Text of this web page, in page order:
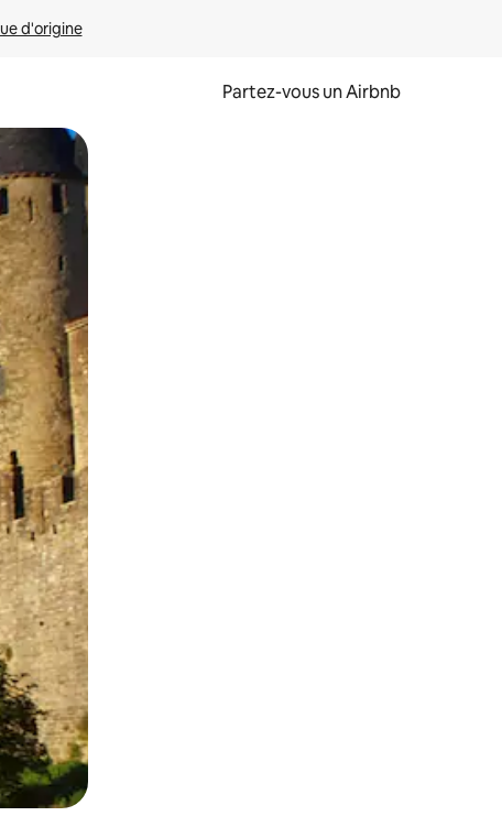
d'origine
Partez-vous un Airbnb
et en les faisant glisser.